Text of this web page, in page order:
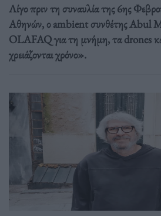
Λίγο πριν τη συναυλία της 6ης
Αθηνών, ο ambient συνθέτης Abul
OLAFAQ για τη μνήμη, τα drones
χρειάζονται χρόνο».